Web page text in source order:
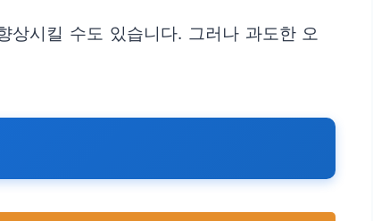
상시킬 수도 있습니다. 그러나 과도한 오